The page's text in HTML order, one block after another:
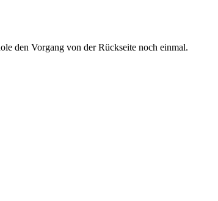
den Vorgang von der Rückseite noch einmal.